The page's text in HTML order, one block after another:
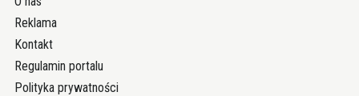
Reklama
Kontakt
Regulamin portalu
Polityka prywatności